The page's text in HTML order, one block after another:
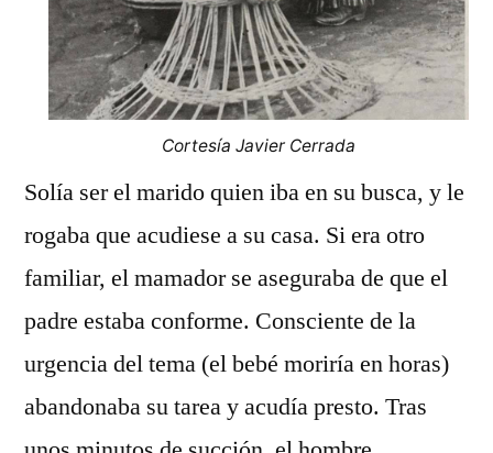
Cortesía Javier Cerrada
Solía ser el marido quien iba en su busca, y le
rogaba que acudiese a su casa. Si era otro
familiar, el mamador se aseguraba de que el
padre estaba conforme. Consciente de la
urgencia del tema (el bebé moriría en horas)
abandonaba su tarea y acudía presto. Tras